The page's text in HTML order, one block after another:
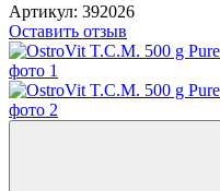
Артикул: 392026
Оставить отзыв